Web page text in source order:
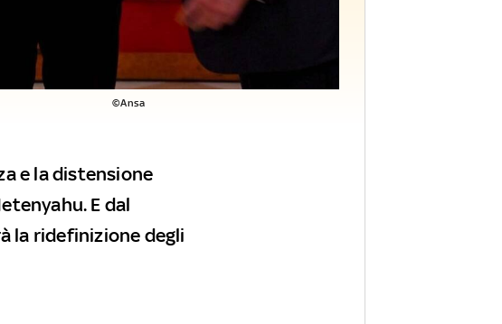
©Ansa
e la distensione
E dal
la ridefinizione degli